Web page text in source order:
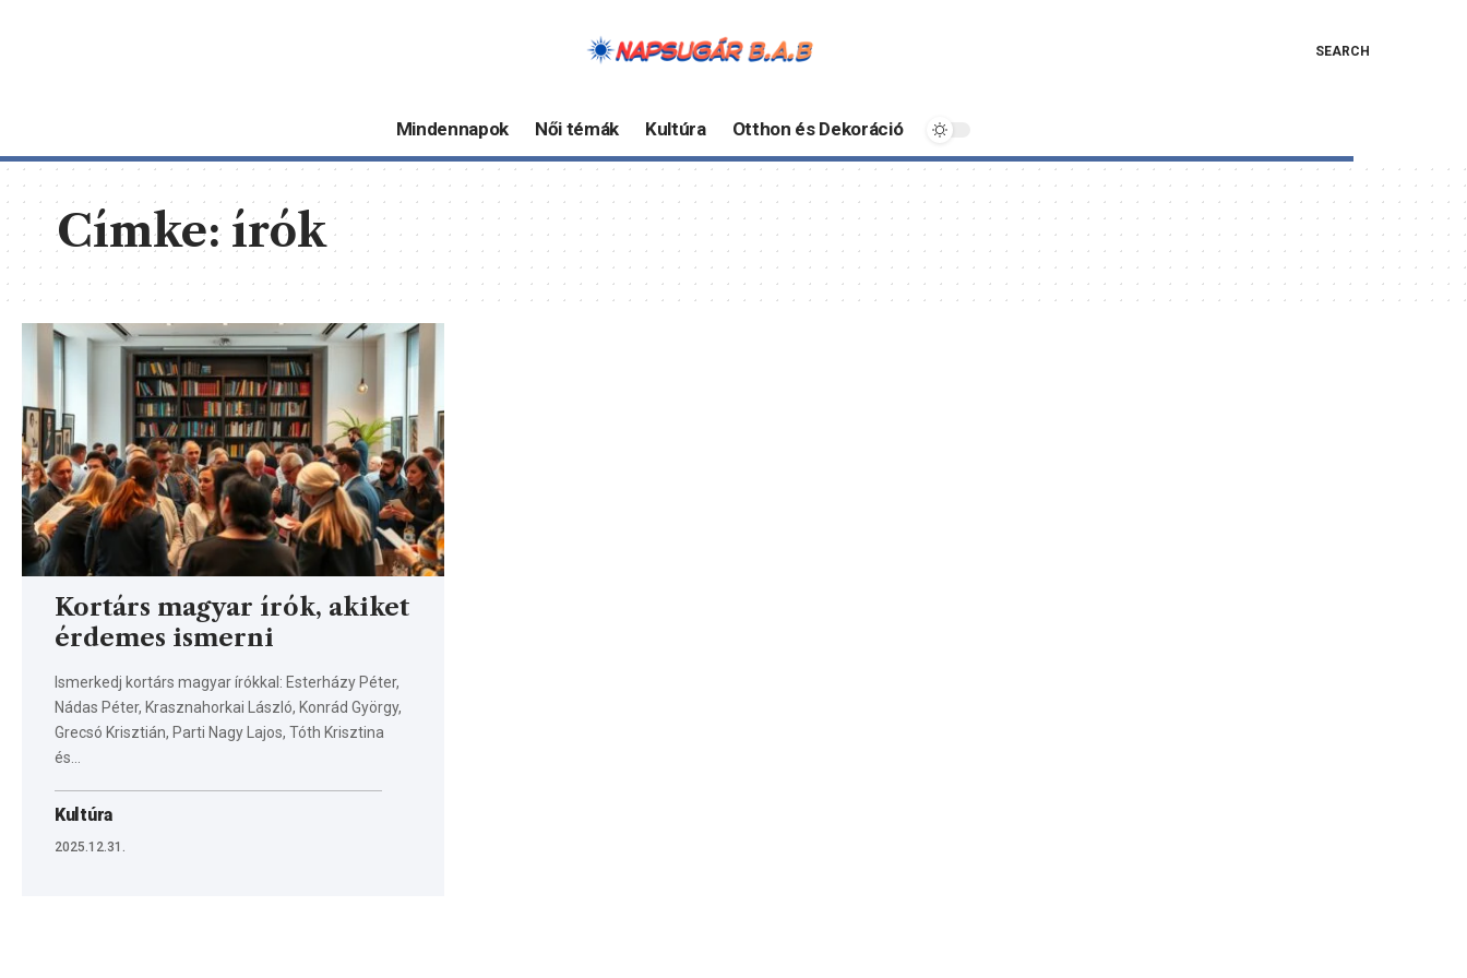
SEARCH
Mindennapok Női témák Kultúra Otthon és Dekoráció
Címke: írók
Kortárs magyar írók, akiket
érdemes ismerni
Ismerkedj kortárs magyar írókkal: Esterházy Péter,
Nádas Péter, Krasznahorkai László, Konrád György,
Grecsó Krisztián, Parti Nagy Lajos, Tóth Krisztina
és…
Kultúra
2025.12.31.